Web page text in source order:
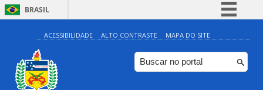
BRASIL
Simplifique!
Comunica BR
Participe
ACESSIBILIDADE ALTO CONTRASTE MAPA DO SITE